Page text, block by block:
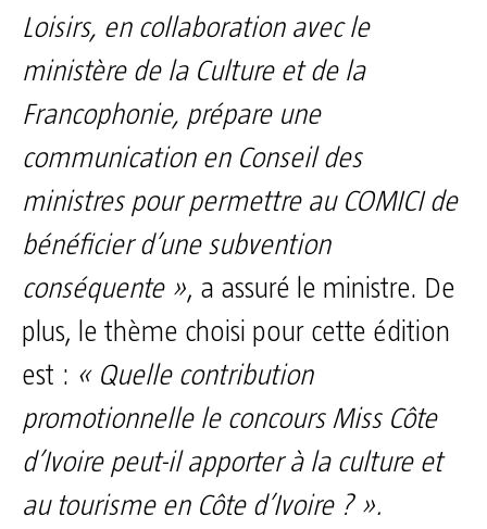
Loisirs, en collaboration avec le
ministère de la Culture et de la
Francophonie, prépare une
communication en Conseil des
ministres pour permettre au COMICI de
bénéficier d’une subvention
conséquente », a assuré le ministre. De
plus, le thème choisi pour cette édition
est : « Quelle contribution
promotionnelle le concours Miss Côte
d’Ivoire peut-il apporter à la culture et
au tourisme en Côte d’Ivoire ? ».